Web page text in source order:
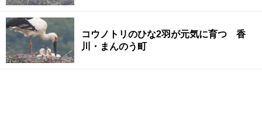
コウノトリのひな2羽が元気に育つ 香
川・まんのう町